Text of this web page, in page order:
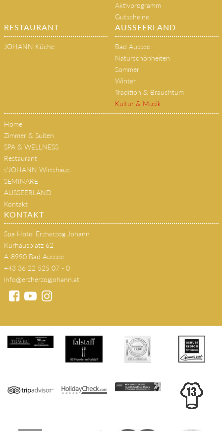
Aktivprogramm
Gutscheine
RESTAURANT
JOHANN Küche
AUSSEERLAND
Bad Aussee
Naturschönheiten
Sommer
Winter
Tradition & Brauchtum
Kultur & Musik
Home
Zimmer & Suiten
SPA & WELLNESS
Restaurant
s'JOHANN Wirtshaus
SEMINARE
AUSSEERLAND
Kontakt
KONTAKT
Spa Hotel Erzherzog Johann
Kurhausplatz 62
A-8990 Bad Aussee
+43 36 22 525 07 - 0
info@erzherzogjohann.at